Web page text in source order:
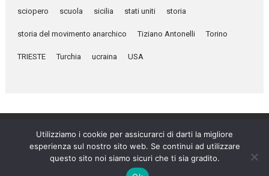
sciopero scuola sicilia stati uniti storia
storia del movimento anarchico Tiziano Antonelli Torino
TRIESTE Turchia ucraina USA
Umanità Nova © 2026
Utilizziamo i cookie per assicurarci di darti la migliore
esperienza sul nostro sito web. Se continui ad utilizzare
questo sito noi siamo sicuri che ti sia gradito.